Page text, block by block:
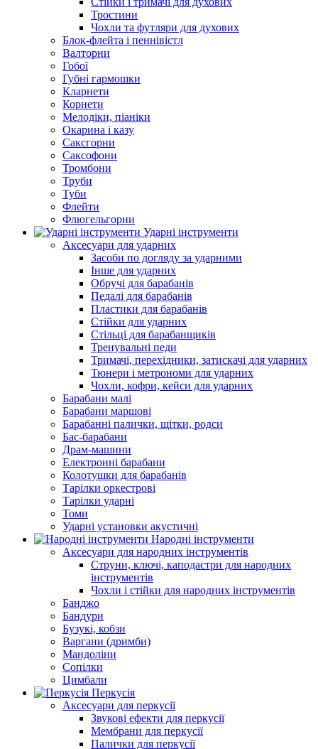
Тростини
Чохли та футляри для духових
Блок-флейта і пеннівістл
Валторни
Гобої
Губні гармошки
Кларнети
Корнети
Мелодіки, піаніки
Окарина і казу
Саксгорни
Саксофони
Тромбони
Труби
Туби
Флейти
Флюгельгорни
Ударні інструменти
Аксесуари для ударних
Засоби по догляду за ударними
Інше для ударних
Обручі для барабанів
Педалі для барабанів
Пластики для барабанів
Стійки для ударних
Стільці для барабанщиків
Тренувальні педи
Тримачі, перехідники, затискачі для ударних
Тюнери і метрономи для ударних
Чохли, кофри, кейси для ударних
Барабани малі
Барабани маршові
Барабанні палички, щітки, родси
Бас-барабани
Драм-машини
Електронні барабани
Колотушки для барабанів
Тарілки оркестрові
Тарілки ударні
Томи
Ударні установки акустичні
Народні інструменти
Аксесуари для народних інструментів
Струни, ключі, каподастри для народних
інструментів
Чохли і стійки для народних інструментів
Банджо
Бандури
Бузукі, кобзи
Варгани (дримби)
Мандоліни
Сопілки
Цимбали
Перкусія
Аксесуари для перкусії
Звукові ефекти для перкусії
Мембрани для перкусії
Палички для перкусії